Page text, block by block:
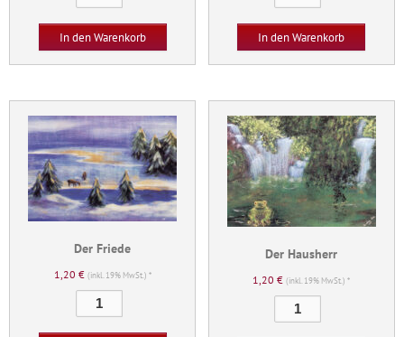
dem
Regen
Menge
In den Warenkorb
Geheimnisvolle
Menge
In den Warenkorb
Der Friede
1,20 € (inkl. 19% MwSt.) *
Friede
Der Hausherr
1,20€ (inkl. 19% MwSt.) *
Hausherr